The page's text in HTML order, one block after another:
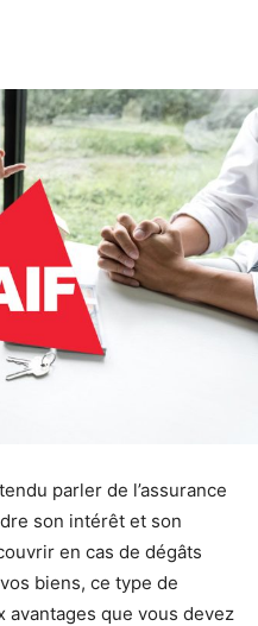
parler de l’assurance
son intérêt et son
en cas de dégâts
biens, ce type de
que vous devez